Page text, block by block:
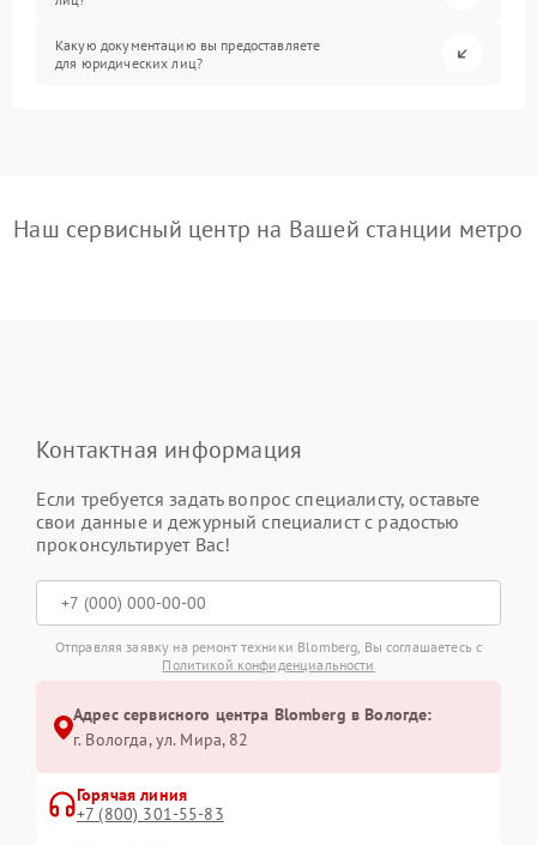
Какую документацию вы предоставляете
для юридических лиц?
Наш сервисный центр на Вашей станции метро
Контактная информация
Если требуется задать вопрос специалисту, оставьте
свои данные и дежурный специалист с радостью
проконсультирует Вас!
Отправляя заявку на ремонт техники Blomberg, Вы соглашаетесь с
Политикой конфиденциальности
Адрес сервисного центра Blomberg в Вологде:
г. Вологда, ул. Мира, 82
Горячая линия
+7 (800) 301-55-83